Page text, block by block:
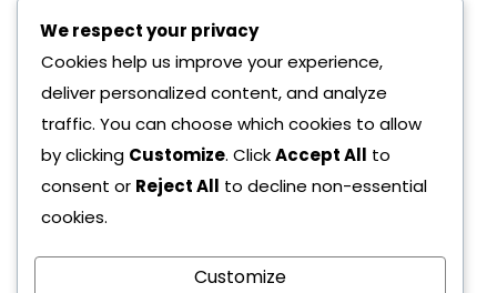
saavuttaaksesi halutut palkintotasot.
Parhaat käytännöt
palkintojen
hyödyntämisessä
pelattavuudessa
edellyttää niiden integroimista
We respect your privacy
Cookies help us improve your experience,
deliver personalized content, and analyze
traffic. You can choose which cookies to allow
by clicking Customize. ClickAccept All to
consent or Reject All to decline non-essential
cookies.
Customize